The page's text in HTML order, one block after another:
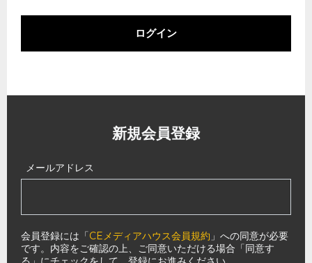
ログイン
新規会員登録
メールアドレス
会員登録には「CEメディアハウス会員規約 」への同意が必要
です。内容をご確認の上、ご同意いただける場合「同意す